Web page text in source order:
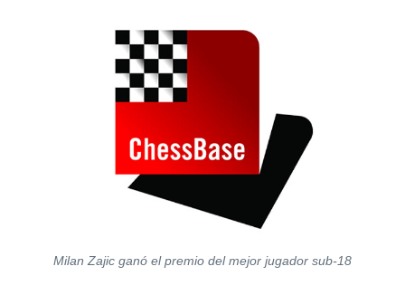
Milan Zajic ganó el premio del mejor jugador sub-18